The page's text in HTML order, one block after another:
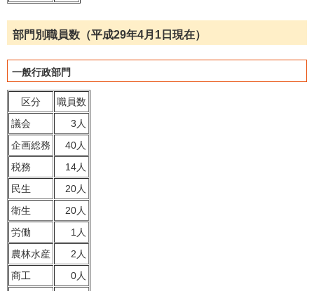
部門別職員数（平成29年4月1日現在）
一般行政部門
区分
職員数
議会
3人
企画総務
40人
税務
14人
民生
20人
衛生
20人
労働
1人
農林水産
2人
商工
0人